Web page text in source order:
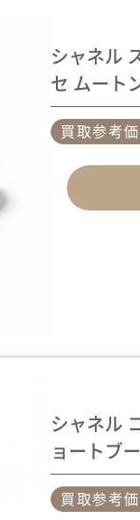
シャネル
セ ムート
買取参考
シャネル
ョートブ
買取参考